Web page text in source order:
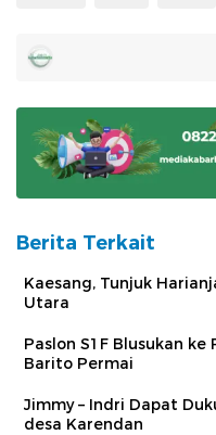
Berita Terkait
Kaesang, Tunjuk
Utara
Paslon S1F Blusukan
Barito Permai
Jimmy – Indri Dapat
desa Karendan